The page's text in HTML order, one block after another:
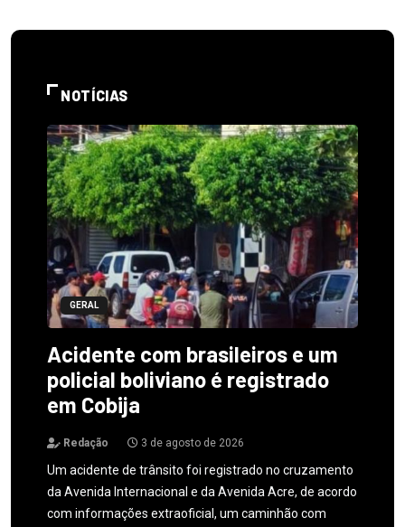
NOTÍCIAS
GERAL
Acidente com brasileiros e um
policial boliviano é registrado
em Cobija
Redação 3 de agosto de 2026
Um acidente de trânsito foi registrado no cruzamento
da Avenida Internacional e da Avenida Acre, de acordo
com informações extraoficial, um caminhão com